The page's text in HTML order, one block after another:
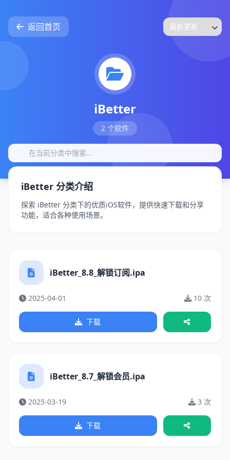
返回首页
iBetter
2 个软件
iBetter 分类介绍
探索 iBetter 分类下的优质iOS软件，提供快速下载和分享
功能，适合各种使用场景。
iBetter_8.8_解锁订阅.ipa
2025-04-01 10 次
下载
iBetter_8.7_解锁会员.ipa
2025-03-19 3 次
下载